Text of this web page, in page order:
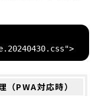
PWA対応時）